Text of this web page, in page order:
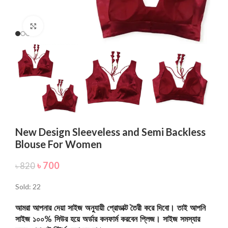
New Design Sleeveless and Semi Backless
Blouse For Women
৳820 ৳ 700
Sold: 22
আমরা আপনার দেয়া সাইজ অনুযায়ী প্রোডাক্ট তৈরী করে দিবো। তাই আপনি
সাইজ ১০০% সিউর হয়ে অর্ডার কনফার্ম করবেন প্লিজ। সাইজ সমস্যার